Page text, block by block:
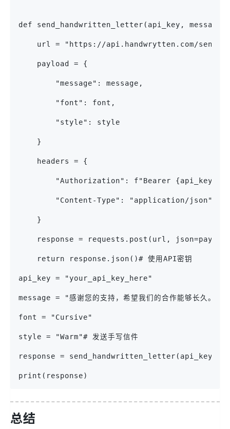
def send_handwritten_letter(api_key,
url = "https://api.handwrytten.com/send-
    payload = {
        "message": message,
        "font": font,
        "style": style
    }
    headers = {
        "Authorization": f"Bearer {api_key}",
        "Content-Type": "application/json"
    }
response = requests.post(url,
    return response.json()# 使用API密钥
api_key = "your_api_key_here"
message = "感谢您的支持，希望我们的合作能够长久。"
font = "Cursive"
style = "Warm"# 发送手写信件
response = send_handwritten_letter(api_key,
print(response)
总结